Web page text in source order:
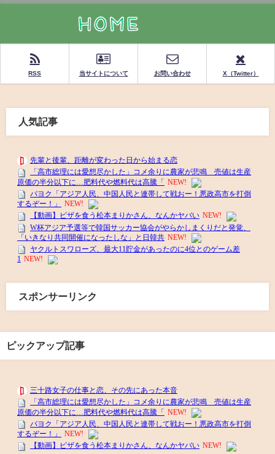
RSS 当サイトについて お問い合わせ X（Twitter）
人気記事
スポンサーリンク
ピックアップ記事